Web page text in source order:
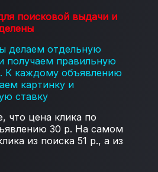
поисковой выдачи и
делаем отдельную
получаем правильную
К каждому объявлению
картинку и
ставку
что цена клика по
30 р. На самом
из поиска 51 р., а из